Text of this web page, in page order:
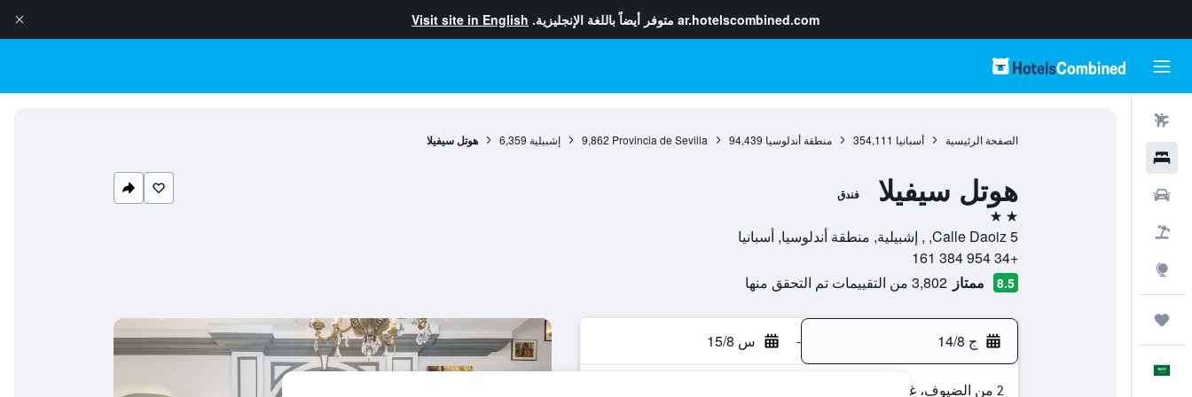
ar.hotelscombined.com متوفر أيضاً باللغة الإنجليزية. Visit site in English
الصفحة الرئيسية أسبانيا 354,111 منطقة أندلوسيا 94,439
Provincia de Sevilla
9,862 إشبيلية 6,359 هوتل سيفيلا
هوتل سيفيلا فندق
2 نجمتين
Calle Daoiz 5, , إشبيلية, منطقة أندلوسيا, أسبانيا
+34 954 384 161
8.5 ممتاز 3,802 من التقييمات تم التحقق منها
ج 14/8 - س 15/8
2 من الضيوف، غرفة واحدة